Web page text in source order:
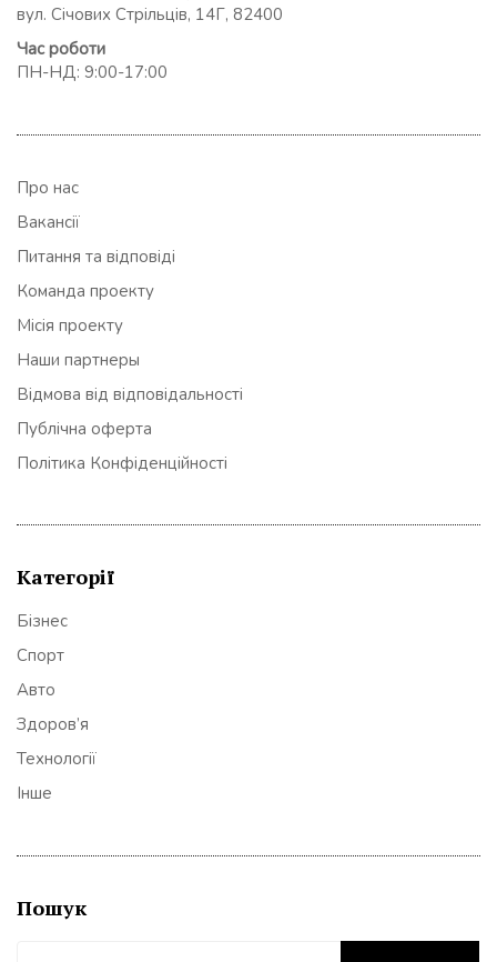
вул. Січових Стрільців, 14Г, 82400
Час роботи
ПН-НД: 9:00-17:00
Про нас
Вакансії
Питання та відповіді
Команда проекту
Місія проекту
Наши партнеры
Відмова від відповідальності
Публічна оферта
Політика Конфіденційності
Категорії
Бізнес
Спорт
Авто
Здоров’я
Технології
Інше
Пошук